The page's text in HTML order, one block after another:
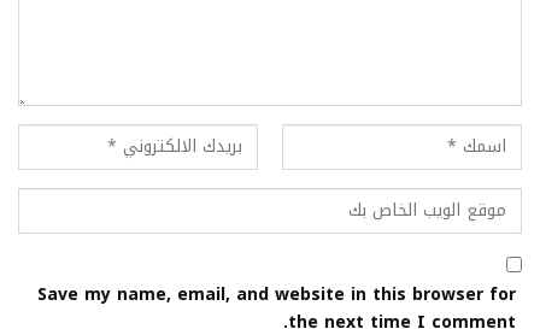
Save my name, email, and website in this browser for